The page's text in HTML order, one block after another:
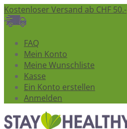
Kostenloser Versand ab CHF 50.-
FAQ
Mein Konto
Meine Wunschliste
Kasse
Ein Konto erstellen
Anmelden